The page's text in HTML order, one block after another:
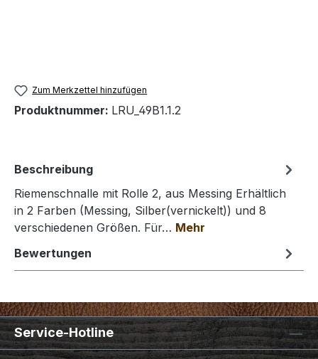
Zum Merkzettel hinzufügen
Produktnummer: LRU_49B1.1.2
Beschreibung
Riemenschnalle mit Rolle 2, aus Messing Erhältlich
in 2 Farben (Messing, Silber(vernickelt)) und 8
verschiedenen Größen. Für… Mehr
Bewertungen
Service-Hotline